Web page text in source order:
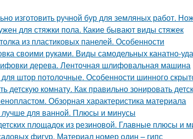
изготовить ручной бур для земляных работ.
для стяжки пола. Какие бывают виды стяжек
из пластиковых панелей. Особенности
своими руками. Виды самодельных канатно-
дерева. Ленточная шлифовальная машина
штор потолочные. Особенности шинного
детскую комнату. Как правильно зонировать
Обзорная характеристика материала
лучше для ванной. Плюсы и минусы
площадок из резиновой. Главные плюсы и
фигур. Материал номер один – гипс